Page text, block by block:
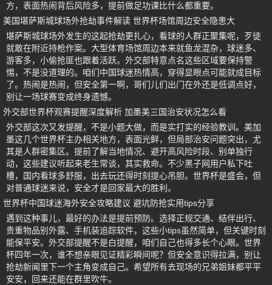
方，表面热闹背后风险多，提前做足功课比什么都重要。
美国堪萨斯城球场外抢劫事件解读 世界杯场馆周边安全隐患大
堪萨斯城球场外发生的这起抢劫更扎心，看球的人群正聚集呢，歹徒
就敢在附近持枪作案。大型体育场馆周边本来就鱼龙混杂，球迷多、
游客多，小偷抢匪也跟着活跃。外交部特意点名这些区域要保持警
惕，不是没道理的。咱们中国球迷热情高，穿得显眼点可能就成目标
了。热闹是热闹，但安全第一啊，哥们儿们出门在外还是低调点好，
别让一场球赛变成终身遗憾。
外交部世界杯观赛提醒深度解析 加墨美三国治安状况怎么看
外交部这次又发提醒，不是小题大做，而是实打实的经验教训。美加
墨这几个世界杯主办相关地方，表面光鲜，但局部治安问题突出，尤
其是人群密集区。提前了解当地情况、避开高风险时段、别单独行
动，这些建议听起来老生常谈，其实救命。不少黑子网用户私下吐
槽，国内看球多舒服，出去玩还得时刻提心吊胆。世界杯是盛会，但
对普通球迷来说，安全才是回家最大的胜利。
世界杯中国球迷海外安全攻略建议 避坑防抢实用tips分享
遇到这种事儿，最好的办法是提前预防。选择正规交通、结伴出行、
贵重物品别外露、手机装追踪软件，这些小tips虽然简单，但关键时刻
能保平安。外交部提醒不是白提醒，咱们自己也得多长个心眼。世界
杯四年一次，谁不想亲眼见证精彩瞬间呢？但安全意识得拉满，别让
抢劫新闻里下一个主角变成自己。希望所有去现场的兄弟姐妹都平平
安安，回来还能在群里吹牛。